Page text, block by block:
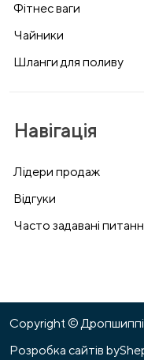
Фітнес ваги
Чайники
Шланги для поливу
Навігація
Лідери продаж
Відгуки
Часто задавані
Copyright ©
Розробка сайтів